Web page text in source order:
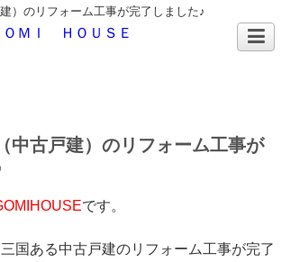
）のリフォーム工事が完了しました♪
中古戸建）のリフォーム工事が
です。
国ある中古戸建のリフォーム工事が完了